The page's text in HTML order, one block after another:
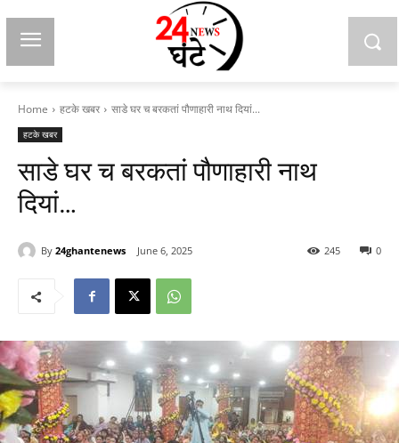
Home हटके खबर साडे घर च बरकतां पौणाहारी नाथ दियां...
हटके खबर
साडे घर च बरकतां पौणाहारी नाथ
दियां…
By 24ghantenews June 6, 2025 0
245